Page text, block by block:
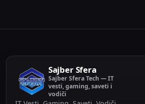
Sajber Sfera
Sajber Sfera Tech — IT
vesti, gaming, saveti i
vodiči